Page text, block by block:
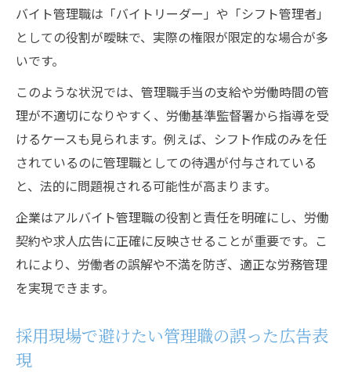
バイト管理職は「バイトリーダー」や「シフト管理者」
としての役割が曖昧で、実際の権限が限定的な場合が多
いです。
このような状況では、管理職手当の支給や労働時間の管
理が不適切になりやすく、労働基準監督署から指導を受
けるケースも見られます。例えば、シフト作成のみを任
されているのに管理職としての待遇が付与されている
と、法的に問題視される可能性が高まります。
企業はアルバイト管理職の役割と責任を明確にし、労働
契約や求人広告に正確に反映させることが重要です。こ
れにより、労働者の誤解や不満を防ぎ、適正な労務管理
を実現できます。
採用現場で避けたい管理職の誤った広告表
現